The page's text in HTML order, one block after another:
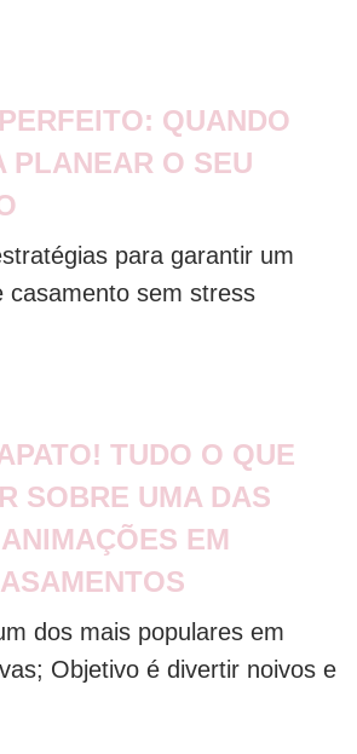
QUANDO
PLANEAR O SEU
para garantir um
casamento sem stress
TUDO O QUE
SOBRE UMA DAS
EM
dos mais populares em
Objetivo é divertir noivos e